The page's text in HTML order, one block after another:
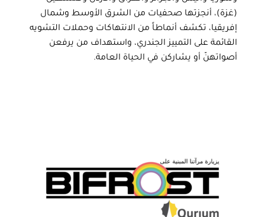
(غزة)، أنجزتها صحفيات من الشرق الأوسط وشمال
إفريقيا، تكشف أنماطاً من الانتهاكات وحملات التشويه
القائمة على التمييز الجندري، واستهداف من يرفعن
أصواتهنّ أو يشاركن في الحياة العامة.